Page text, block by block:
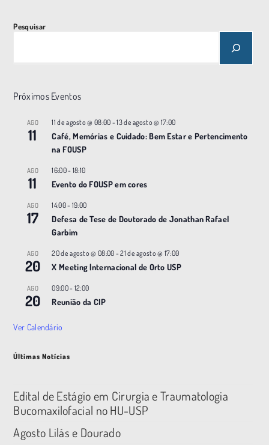
Pesquisar
Próximos Eventos
AGO
11
11 de agosto @ 08:00 -13 de agosto @ 17:00
Café, Memórias e Cuidado: Bem Estar e Pertencimento
na FOUSP
AGO
11
16:00- 18:10
Evento do FOUSP em cores
AGO
17
14:00- 19:00
Defesa de Tese de Doutorado de Jonathan Rafael
Garbim
AGO
20
20 de agosto @ 08:00 -21 de agosto @ 17:00
X Meeting |nternacional de Orto USP
AGO
20
09:00- 12:00
Reunião da CIP
Ver Calendário
Últimas Notícias
Edital de Estágio em Cirurgia e Traumatologia
Bucomaxilofacial no HU-USP
Agosto Lilás e Dourado